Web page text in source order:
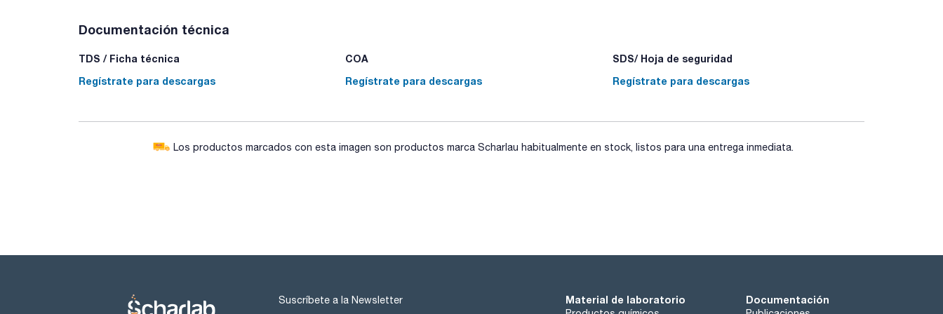
Documentación técnica
TDS / Ficha técnica
Regístrate para descargas
COA
Regístrate para descargas
SDS/ Hoja de seguridad
Regístrate para descargas
Los productos marcados con esta imagen son productos marca Scharlau habitualmente en stock, listos para una entrega inmediata.
Suscríbete a la Newsletter Material de laboratorio Documentación